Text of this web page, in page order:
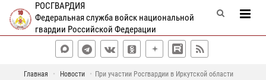
РОСГВАРДИЯ
Федеральная служба войск национальной
гвардии Российской Федерации
Главная Новости
При участии Росгвардии в Иркутской области